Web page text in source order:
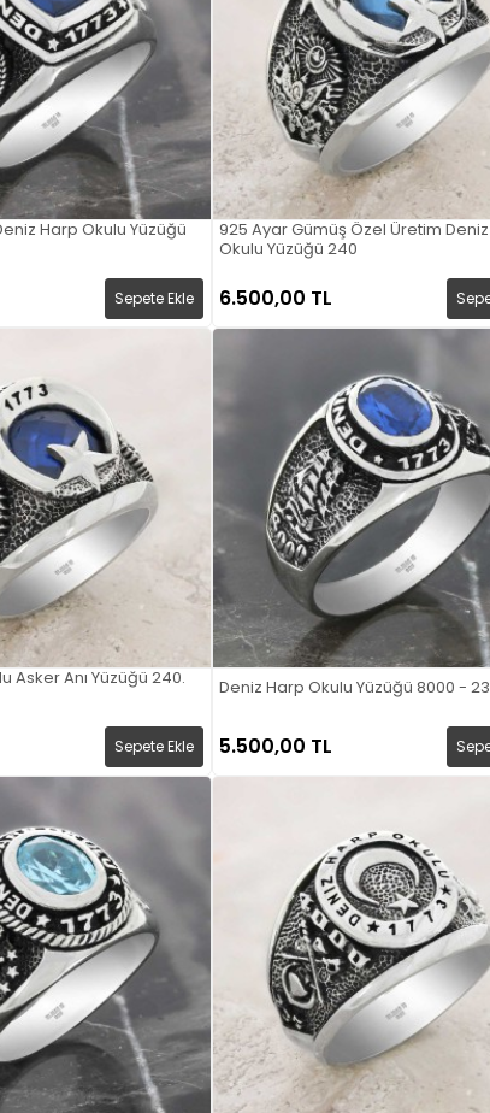
Harp Okulu Yüzüğü
Sepete Ekle
925 Ayar Gümüş Özel Üretim
Okulu Yüzüğü 240
6.500,00 TL
Asker Anı Yüzüğü 240.
Sepete Ekle
Deniz Harp Okulu Yüzüğü 8000 -
5.500,00 TL